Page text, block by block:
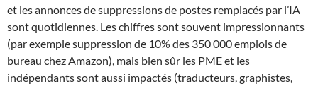
et les annonces de suppressions de postes remplacés par l’IA
sont quotidiennes. Les chiffres sont souvent impressionnants
(par exemple suppression de 10% des 350 000 emplois de
bureau chez Amazon), mais bien sûr les PME et les
indépendants sont aussi impactés (traducteurs, graphistes,